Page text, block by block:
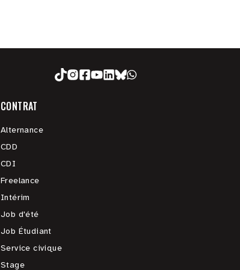
CONTRAT
Alternance
CDD
CDI
Freelance
Intérim
Job d'été
Job Étudiant
Service civique
Stage